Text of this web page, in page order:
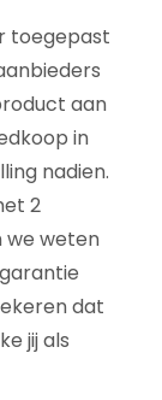
toegepast
aan
in
nadien.
2
we weten
dat
jij als